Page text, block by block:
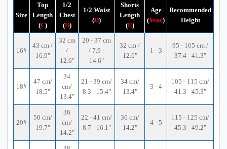
Size
Top
Length
(C)
1/2
Chest
(B)
1/2 Waist
(D)
Shorts
Length
(E)
Age
(Year)
Recommended
Height
16#
43 cm /
16.9"
32 cm
/
12.6"
20 - 37 cm
/ 7.9 -
14.6"
32 cm /
12.6"
1 - 3
95 - 105 cm /
37.4 - 41.3"
18#
47 cm/
18.5"
34
cm/
13.4"
21 - 39 cm/
8.3 - 15.4"
34 cm/
13.4"
3 - 4
105 - 115 cm/
41.3 - 45.3"
20#
50 cm/
19.7"
36
cm/
14.2"
22 - 41 cm/
8.7 - 16.1"
36 cm/
14.2"
4 - 5
115 - 125 cm/
45.3 - 49.2"